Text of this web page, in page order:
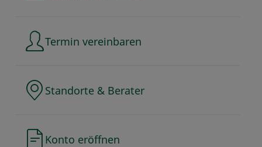
Termin vereinbaren
Standorte & Berater
Konto eröffnen